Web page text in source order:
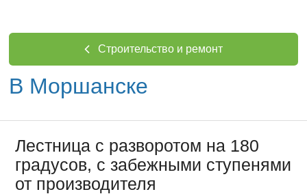
Строительство и ремонт
В Моршанске
Лестница с разворотом на 180
градусов, с забежными ступенями
от производителя